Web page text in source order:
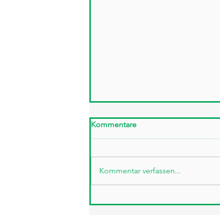
verborgene Signatur in der
Kommentare
Kommentar verfassen...